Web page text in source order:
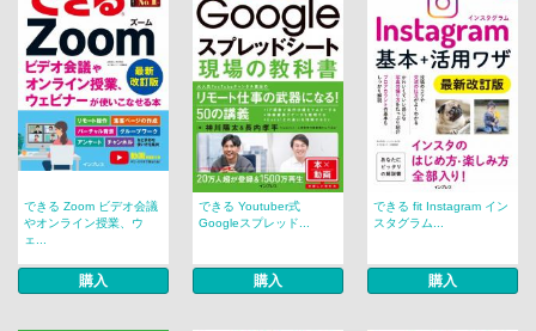
できる Zoom ビデオ会議
やオンライン授業、ウ
ェ...
購入
できる Youtuber式
Googleスプレッド...
購入
できる fit Instagram イン
スタグラム...
購入